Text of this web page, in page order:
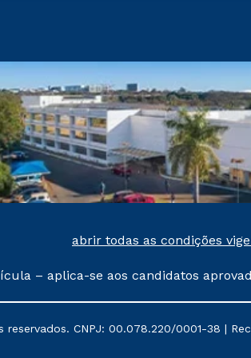
904 Conj.A
70390-045
mais
abrir todas as condições
– aplica-se aos candidatos
governamentais, e não se
CNPJ: 00.078.220/0001-38 |